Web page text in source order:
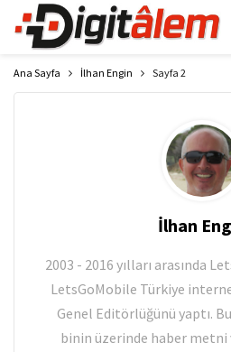
Ana Sayfa İlhan Engin Sayfa 2
İlhan
2003 - 2016 yılları arasında
LetsGoMobile Türkiye
Genel Editörlüğünü yaptı.
binin üzerinde haber metni